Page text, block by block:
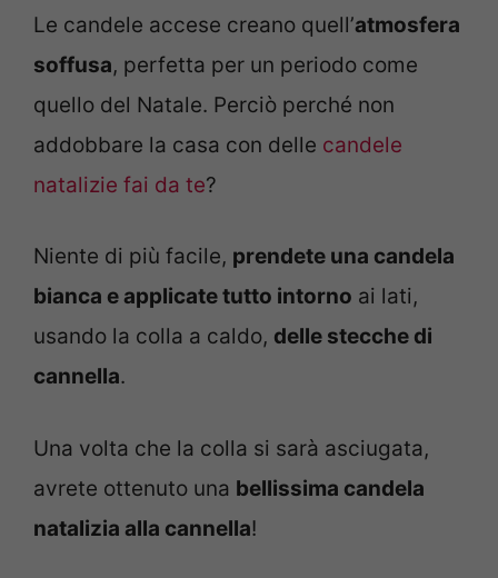
Le candele accese creano quell’atmosfera
soffusa, perfetta per un periodo come
quello del Natale. Perciò perché non
addobbare la casa con delle candele
natalizie fai da te?
Niente di più facile, prendete una candela
bianca e applicate tutto intorno ai lati,
usando la colla a caldo, delle stecche di
cannella.
Una volta che la colla si sarà asciugata,
avrete ottenuto una bellissima candela
natalizia alla cannella!